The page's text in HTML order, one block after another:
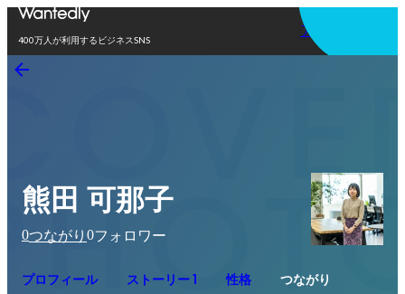
400万人が利用するビジネスSNS
アプリを使う
熊田 可那子
0つながり 0フォロワー
プロフィール ストーリー 1 性格 つながり